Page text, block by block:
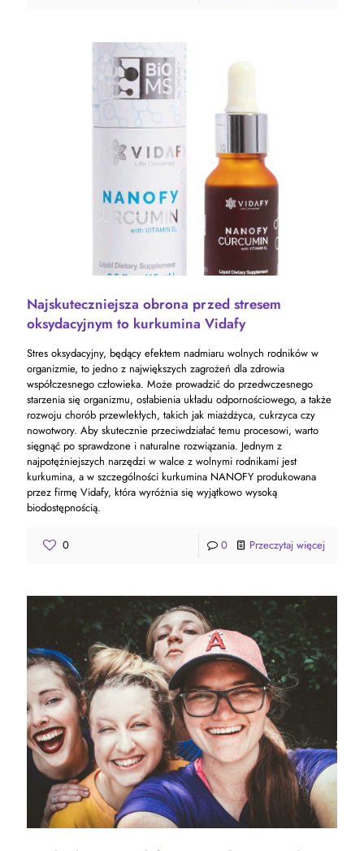
Najskuteczniejsza obrona przed stresem
oksydacyjnym to kurkumina Vidafy
Stres oksydacyjny, będący efektem nadmiaru wolnych rodników w
organizmie, to jedno z największych zagrożeń dla zdrowia
współczesnego człowieka. Może prowadzić do przedwczesnego
starzenia się organizmu, osłabienia układu odpornościowego, a także
rozwoju chorób przewlekłych, takich jak miażdżyca, cukrzyca czy
nowotwory. Aby skutecznie przeciwdziałać temu procesowi, warto
sięgnąć po sprawdzone i naturalne rozwiązania. Jednym z
najpotężniejszych narzędzi w walce z wolnymi rodnikami jest
kurkumina, a w szczególności kurkumina NANOFY produkowana
przez firmę Vidafy, która wyróżnia się wyjątkowo wysoką
biodostępnością.
0 0 Przeczytaj więcej